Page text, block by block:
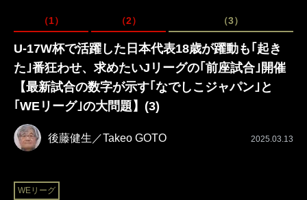
（1） （2） （3）
U-17W杯で活躍した日本代表18歳が躍動も｢起き
た｣番狂わせ、求めたいJリーグの｢前座試合｣開催
【最新試合の数字が示す｢なでしこジャパン｣と
｢WEリーグ｣の大問題】(3)
後藤健生／Takeo GOTO 2025.03.13
WEリーグ